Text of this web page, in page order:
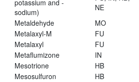
potassium and -
sodium)
NE
Metaldehyde MO
Metalaxyl-M
FU
Metalaxyl
FU
Metaflumizone
IN
Mesotrione
HB
Mesosulfuron
HB